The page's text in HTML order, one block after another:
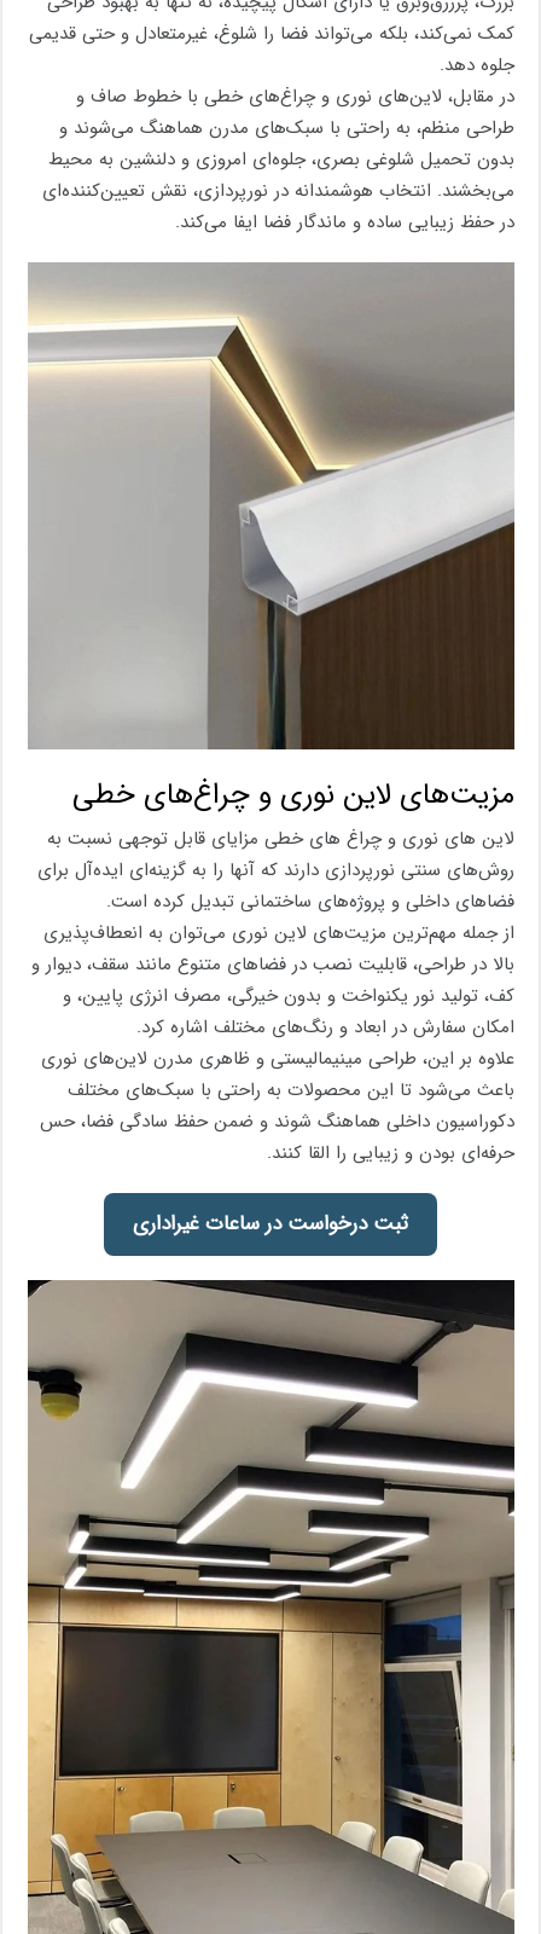
کمک نمی‌کند، بلکه می‌تواند فضا را شلوغ، غیرمتعادل و حتی قدیمی
جلوه دهد.
در مقابل، لاین‌های نوری و چراغ‌های خطی با خطوط صاف و
طراحی منظم، به راحتی با سبک‌های مدرن هماهنگ می‌شوند و
بدون تحمیل شلوغی بصری، جلوه‌ای امروزی و دلنشین به محیط
می‌بخشند. انتخاب هوشمندانه در نورپردازی، نقش تعیین‌کننده‌ای
در حفظ زیبایی ساده و ماندگار فضا ایفا می‌کند.
مزیت‌های لاین نوری و چراغ‌های خطی
لاین های نوری و چراغ های خطی مزایای قابل توجهی نسبت به
روش‌های سنتی نورپردازی دارند که آنها را به گزینه‌ای ایده‌آل برای
فضاهای داخلی و پروژه‌های ساختمانی تبدیل کرده است.
از جمله مهم‌ترین مزیت‌های لاین نوری می‌توان به انعطاف‌پذیری
بالا در طراحی، قابلیت نصب در فضاهای متنوع مانند سقف، دیوار و
کف، تولید نور یکنواخت و بدون خیرگی، مصرف انرژی پایین، و
امکان سفارش در ابعاد و رنگ‌های مختلف اشاره کرد.
علاوه بر این، طراحی مینیمالیستی و ظاهری مدرن لاین‌های نوری
باعث می‌شود تا این محصولات به راحتی با سبک‌های مختلف
دکوراسیون داخلی هماهنگ شوند و ضمن حفظ سادگی فضا، حس
حرفه‌ای بودن و زیبایی را القا کنند.
ثبت درخواست در ساعات غیراداری